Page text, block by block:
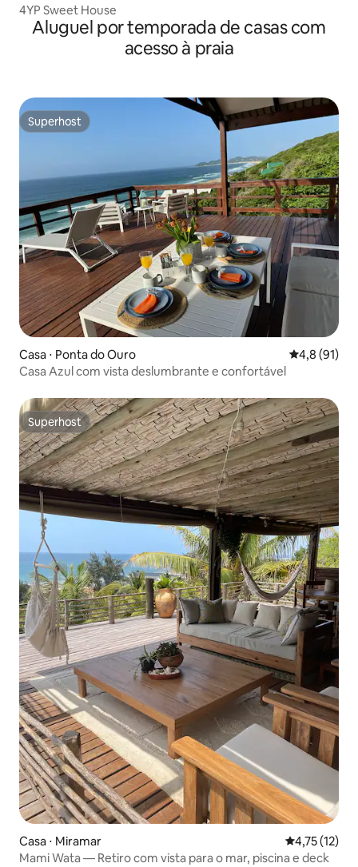
4YP Sweet House
Aluguel por temporada de casas com
acesso à praia
Superhost
Superhost
Casa ⋅ Ponta do Ouro 4,8 de uma
4,8 (91)
Casa Azul com vista deslumbrante e confortável
Superhost
Superhost
Casa ⋅ Miramar 4,75 de uma
4,75 (12)
Mami Wata — Retiro com vista para o mar, piscina e deck